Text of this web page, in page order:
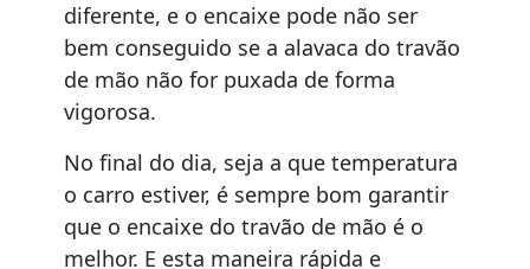
diferente, e o encaixe pode não ser
bem conseguido se a alavaca do travão
de mão não for puxada de forma
vigorosa.
No final do dia, seja a que temperatura
o carro estiver, é sempre bom garantir
que o encaixe do travão de mão é o
melhor. E esta maneira rápida e